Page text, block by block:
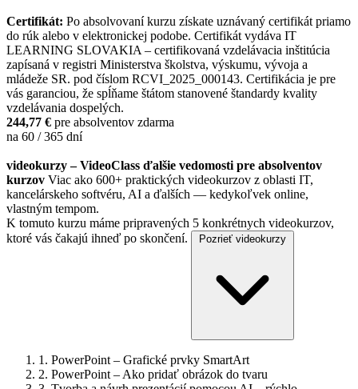
Certifikát: Po absolvovaní kurzu získate uznávaný certifikát priamo
do rúk alebo v elektronickej podobe. Certifikát vydáva IT
LEARNING SLOVAKIA – certifikovaná vzdelávacia inštitúcia
zapísaná v registri Ministerstva školstva, výskumu, vývoja a
mládeže SR. pod číslom RCVI_2025_000143. Certifikácia je pre
vás garanciou, že spĺňame štátom stanovené štandardy kvality
vzdelávania dospelých.
244,77 € pre absolventov zdarma
na 60 / 365 dní